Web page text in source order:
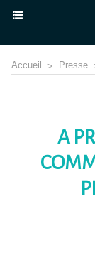
Accueil > Presse
A